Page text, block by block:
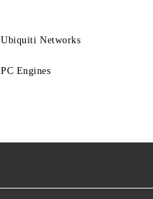
Ubiquiti Networks
PC Engines